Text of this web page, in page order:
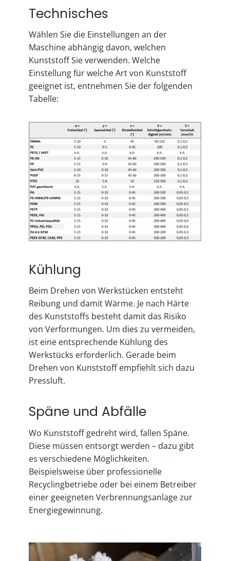
Technisches
Wählen Sie die Einstellungen an der
Maschine abhängig davon, welchen
Kunststoff Sie verwenden. Welche
Einstellung für welche Art von Kunststoff
geeignet ist, entnehmen Sie der folgenden
Tabelle:
Kühlung
Beim Drehen von Werkstücken entsteht
Reibung und damit Wärme. Je nach Härte
des Kunststoffs besteht damit das Risiko
von Verformungen. Um dies zu vermeiden,
ist eine entsprechende Kühlung des
Werkstücks erforderlich. Gerade beim
Drehen von Kunststoff empfiehlt sich dazu
Pressluft.
Späne und Abfälle
Wo Kunststoff gedreht wird, fallen Späne.
Diese müssen entsorgt werden – dazu gibt
es verschiedene Möglichkeiten.
Beispielsweise über professionelle
Recyclingbetriebe oder bei einem Betreiber
einer geeigneten Verbrennungsanlage zur
Energiegewinnung.